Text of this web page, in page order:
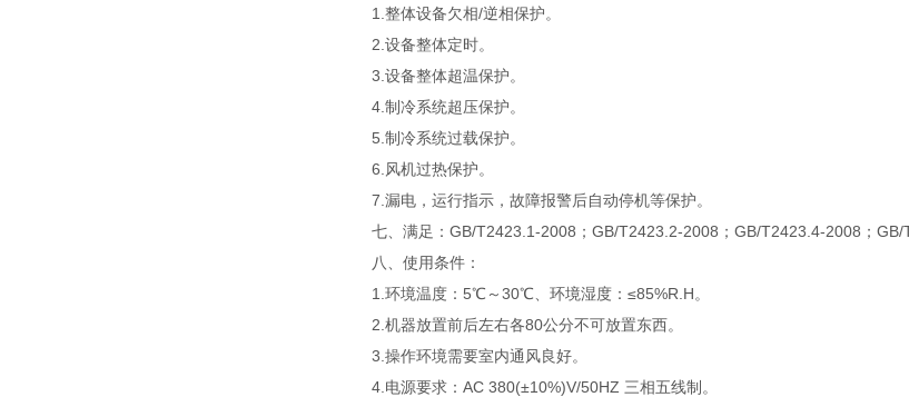
1.整体设备欠相/逆相保护。
2.设备整体定时。
3.设备整体超温保护。
4.制冷系统超压保护。
5.制冷系统过载保护。
6.风机过热保护。
7.漏电，运行指示，故障报警后自动停机等保护。
七、满足：GB/T2423.1-2008；GB/T2423.2-2008；GB/T2423.4-2008；GB/
八、 使用条件：
1.环境温度：5℃～30℃、环境湿度：≤85%R.H。
2.机器放置前后左右各80公分不可放置东西。
3.操作环境需要室内通风良好。
4.电源要求：AC 380(±10%)V/50HZ 三相五线制。